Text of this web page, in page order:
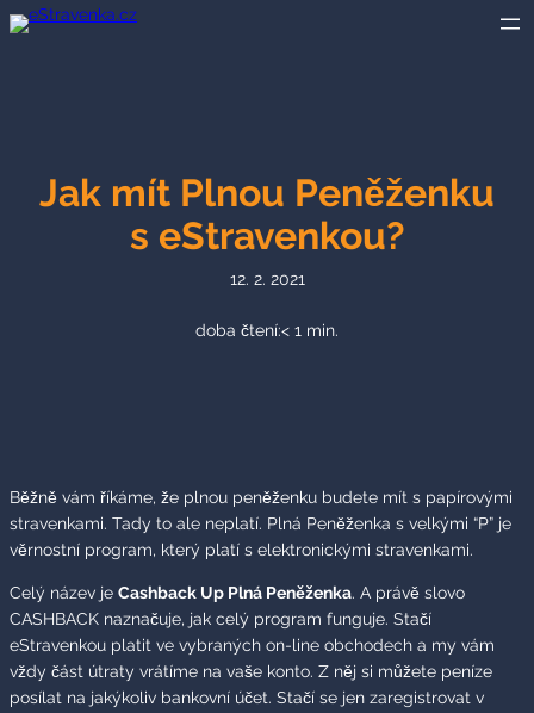
Přeskočit
Jak mít Plnou Peněženku
s eStravenkou?
12. 2. 2021
doba čtení:< 1 min.
Běžně vám říkáme, že plnou peněženku budete mít s papírovými
stravenkami. Tady to ale neplatí. Plná Peněženka s velkými “P” je
věrnostní program, který platí s elektronickými stravenkami.
Celý název je Cashback Up Plná Peněženka. A právě slovo
CASHBACK naznačuje, jak celý program funguje. Stačí
eStravenkou platit ve vybraných on-line obchodech a my vám
vždy část útraty vrátíme na vaše konto. Z něj si můžete peníze
posílat na jakýkoliv bankovní účet. Stačí se jen zaregistrovat v